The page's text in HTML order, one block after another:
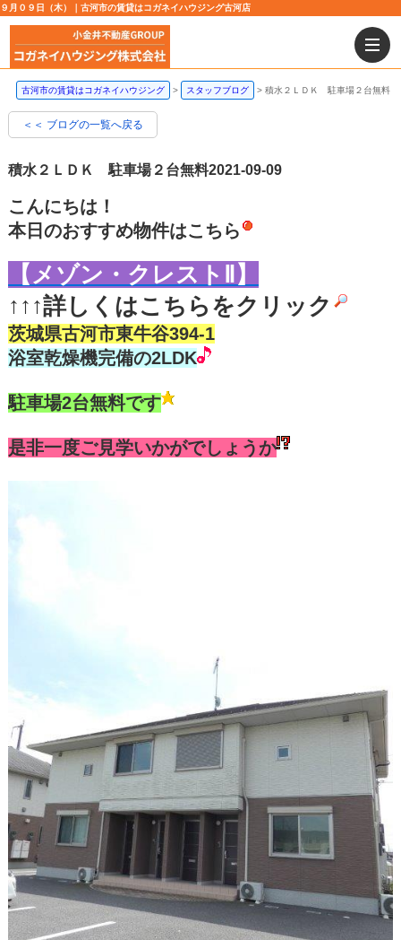
９月０９日（木）｜古河市の賃貸はコガネイハウジング古河店
古河市の賃貸はコガネイハウジング スタッフブログ 積水２ＬＤＫ 駐車場２台無料
＜＜ ブログの一覧へ戻る
積水２ＬＤＫ 駐車場２台無料2021-09-09
こんにちは！
本日のおすすめ物件はこちら
【メゾン・クレストⅡ】
↑↑↑詳しくはこちらをクリック
茨城県古河市東牛谷394-1
浴室乾燥機完備の2LDK
駐車場2台無料です
是非一度ご見学いかがでしょうか